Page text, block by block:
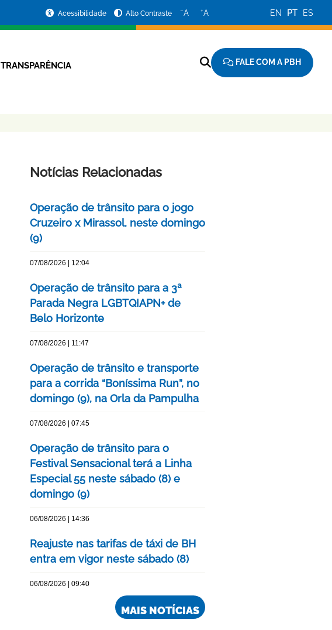
Acessibilidade Alto Contraste −A +A EN PT ES
TRANSPARÊNCIA FALE COM A PBH
Notícias Relacionadas
Operação de trânsito para o jogo
Cruzeiro x Mirassol, neste domingo
(9)
07/08/2026 | 12:04
Operação de trânsito para a 3ª
Parada Negra LGBTQIAPN+ de
Belo Horizonte
07/08/2026 | 11:47
Operação de trânsito e transporte
para a corrida “Boníssima Run”, no
domingo (9), na Orla da Pampulha
07/08/2026 | 07:45
Operação de trânsito para o
Festival Sensacional terá a Linha
Especial 55 neste sábado (8) e
domingo (9)
06/08/2026 | 14:36
Reajuste nas tarifas de táxi de BH
entra em vigor neste sábado (8)
06/08/2026 | 09:40
MAIS NOTÍCIAS